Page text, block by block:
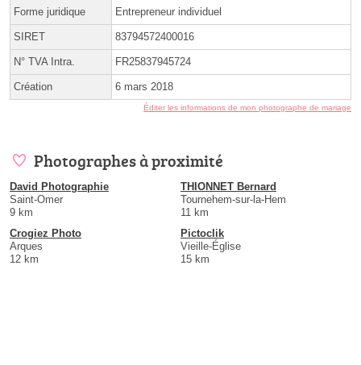
Forme juridique Entrepreneur individuel
SIRET 83794572400016
N° TVA Intra. FR25837945724
Création 6 mars 2018
Éditer les informations de mon photographe de mariage
Photographes à proximité
David Photographie
Saint-Omer
9 km
THIONNET Bernard
Tournehem-sur-la-Hem
11 km
Crogiez Photo
Arques
12 km
Pictoclik
Vieille-Église
15 km